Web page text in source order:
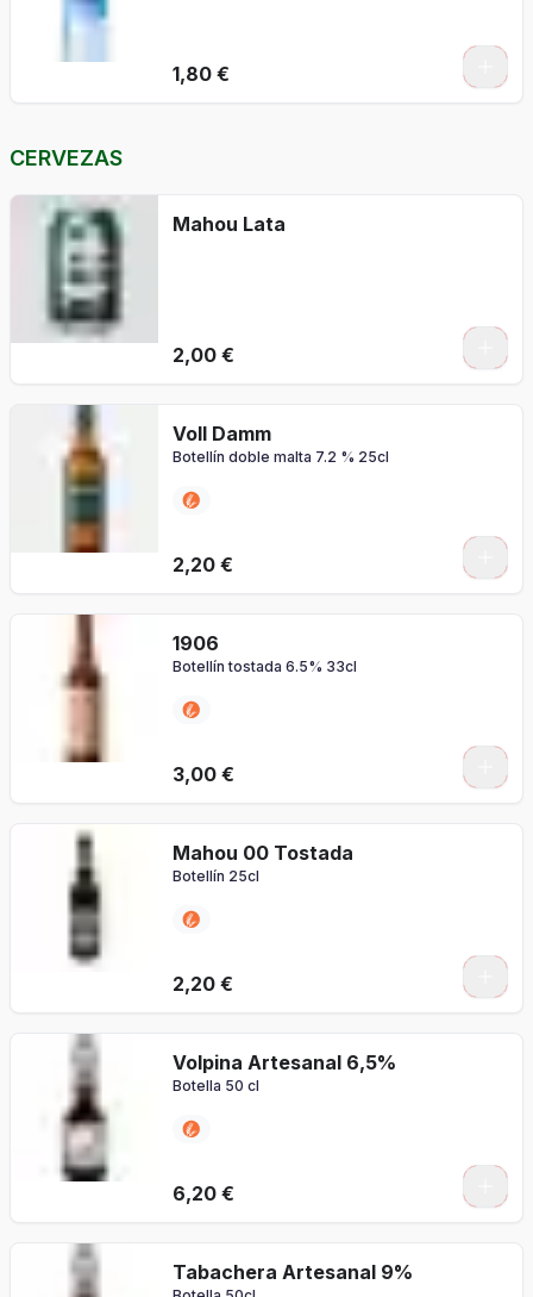
1,80 €
CERVEZAS
Mahou Lata
2,00 €
Voll Damm
Botellín doble malta 7.2 % 25cl
2,20 €
1906
Botellín tostada 6.5% 33cl
3,00 €
Mahou 00 Tostada
Botellín 25cl
2,20 €
Volpina Artesanal 6,5%
Botella 50 cl
6,20 €
Tabachera Artesanal 9%